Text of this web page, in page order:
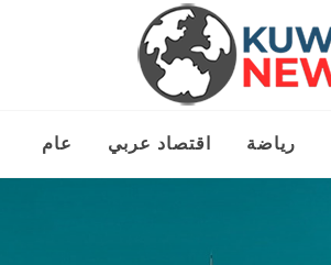
رياضة اقتصاد عربي عام